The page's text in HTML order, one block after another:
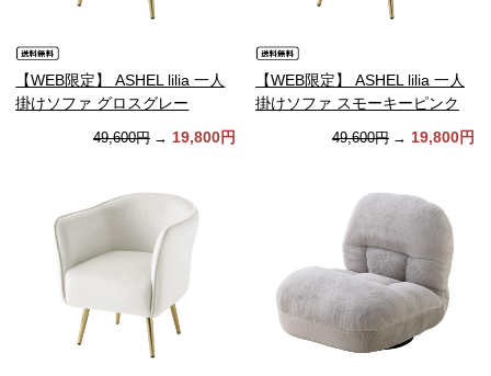
【WEB限定】 ASHEL lilia 一人
掛けソファ グロスグレー
49,600円 → 19,800円
【WEB限定】 ASHEL lilia 一人
掛けソファ スモーキーピンク
49,600円 → 19,800円